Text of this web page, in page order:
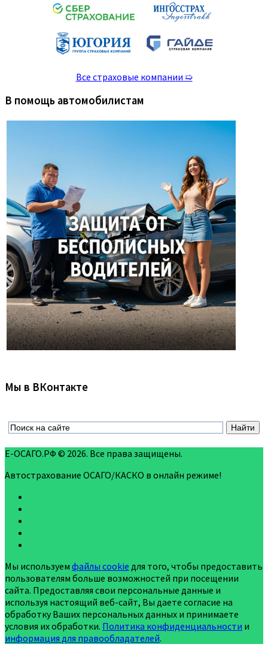
Все страховые компании ➯
В помощь автомобилистам
Мы в ВКонтакте
Е-ОСАГО.РФ © 2026. Все права защищены.
Автострахование ОСАГО/КАСКО в онлайн режиме!
Мы используем файлы cookie для того, чтобы предоставить
пользователям больше возможностей при посещении
сайта. Предоставляя свои персональные данные и
используя настоящий веб-сайт, Вы даете согласие на
обработку Ваших персональных данных и принимаете
условия их обработки. Политика конфиденциальности и
информация для правообладателей.